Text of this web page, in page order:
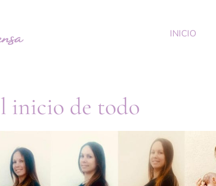
INICIO
inicio de todo